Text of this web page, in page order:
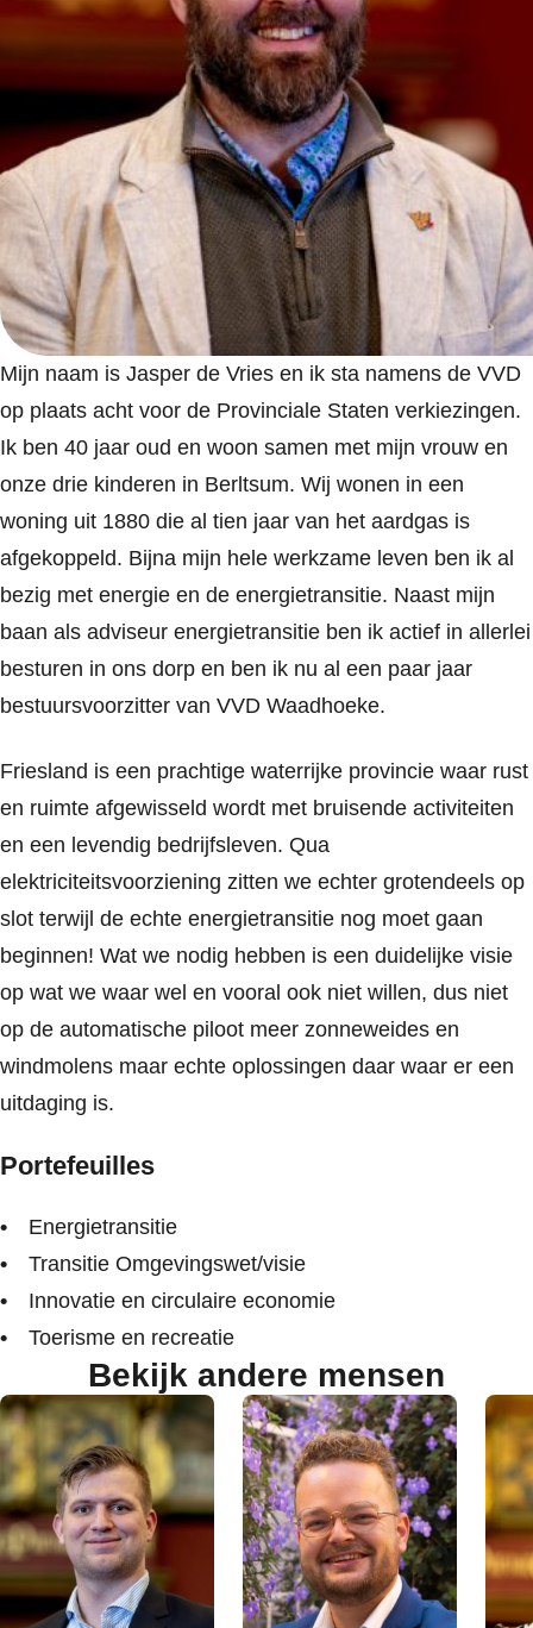
Mijn naam is Jasper de Vries en ik sta namens de VVD
op plaats acht voor de Provinciale Staten verkiezingen.
Ik ben 40 jaar oud en woon samen met mijn vrouw en
onze drie kinderen in Berltsum. Wij wonen in een
woning uit 1880 die al tien jaar van het aardgas is
afgekoppeld. Bijna mijn hele werkzame leven ben ik al
bezig met energie en de energietransitie. Naast mijn
baan als adviseur energietransitie ben ik actief in allerlei
besturen in ons dorp en ben ik nu al een paar jaar
bestuursvoorzitter van VVD Waadhoeke.
Friesland is een prachtige waterrijke provincie waar rust
en ruimte afgewisseld wordt met bruisende activiteiten
en een levendig bedrijfsleven. Qua
elektriciteitsvoorziening zitten we echter grotendeels op
slot terwijl de echte energietransitie nog moet gaan
beginnen! Wat we nodig hebben is een duidelijke visie
op wat we waar wel en vooral ook niet willen, dus niet
op de automatische piloot meer zonneweides en
windmolens maar echte oplossingen daar waar er een
uitdaging is.
Portefeuilles
Energietransitie
Transitie Omgevingswet/visie
Innovatie en circulaire economie
Toerisme en recreatie
Bekijk andere mensen